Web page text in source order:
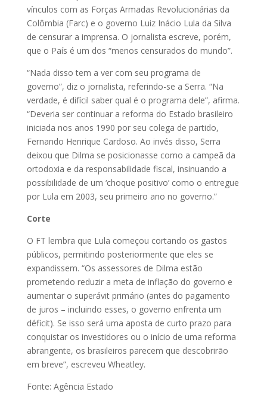
vínculos com as Forças Armadas Revolucionárias da
Colômbia (Farc) e o governo Luiz Inácio Lula da Silva
de censurar a imprensa. O jornalista escreve, porém,
que o País é um dos “menos censurados do mundo”.
“Nada disso tem a ver com seu programa de
governo”, diz o jornalista, referindo-se a Serra. “Na
verdade, é difícil saber qual é o programa dele”, afirma.
“Deveria ser continuar a reforma do Estado brasileiro
iniciada nos anos 1990 por seu colega de partido,
Fernando Henrique Cardoso. Ao invés disso, Serra
deixou que Dilma se posicionasse como a campeã da
ortodoxia e da responsabilidade fiscal, insinuando a
possibilidade de um ‘choque positivo’ como o entregue
por Lula em 2003, seu primeiro ano no governo.”
Corte
O FT lembra que Lula começou cortando os gastos
públicos, permitindo posteriormente que eles se
expandissem. “Os assessores de Dilma estão
prometendo reduzir a meta de inflação do governo e
aumentar o superávit primário (antes do pagamento
de juros – incluindo esses, o governo enfrenta um
déficit). Se isso será uma aposta de curto prazo para
conquistar os investidores ou o início de uma reforma
abrangente, os brasileiros parecem que descobrirão
em breve”, escreveu Wheatley.
Fonte: Agência Estado